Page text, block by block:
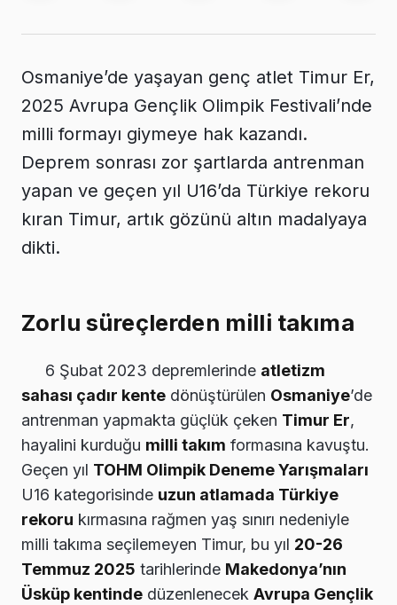
Osmaniye’de yaşayan genç atlet Timur Er,
2025 Avrupa Gençlik Olimpik Festivali’nde
milli formayı giymeye hak kazandı.
Deprem sonrası zor şartlarda antrenman
yapan ve geçen yıl U16’da Türkiye rekoru
kıran Timur, artık gözünü altın madalyaya
dikti.
Zorlu süreçlerden milli takıma
6 Şubat 2023 depremlerinde atletizm
sahası çadır kente dönüştürülen Osmaniye’de
antrenman yapmakta güçlük çeken Timur Er,
hayalini kurduğu milli takım formasına kavuştu.
Geçen yıl TOHM Olimpik Deneme Yarışmaları
U16 kategorisinde uzun atlamada Türkiye
rekoru kırmasına rağmen yaş sınırı nedeniyle
milli takıma seçilemeyen Timur, bu yıl 20-26
Temmuz 2025 tarihlerinde Makedonya’nın
Üsküp kentinde düzenlenecek Avrupa Gençlik